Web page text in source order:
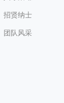
招贤纳士
团队风采